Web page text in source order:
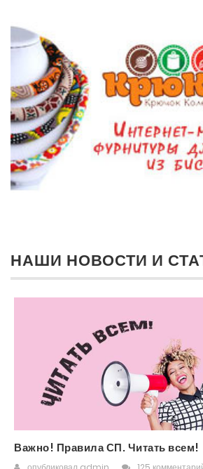
НАШИ НОВОСТИ И
Важно! Правила СП. Читать всем!